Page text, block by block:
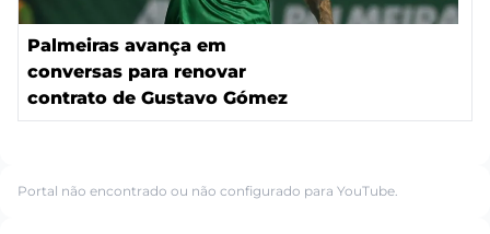
Palmeiras avança em
conversas para renovar
contrato de Gustavo Gómez
Portal não encontrado ou não configurado para YouTube.